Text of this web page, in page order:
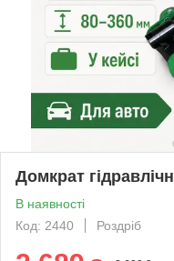
Домкрат
В наявності
Код: 2440
Роздріб